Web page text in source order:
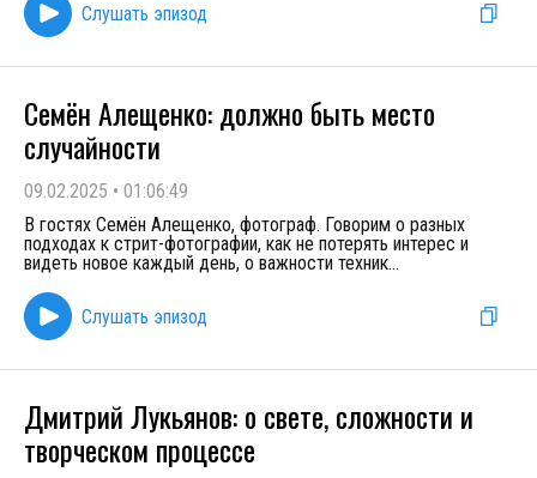
Слушать эпизод
Семён Алещенко: должно быть место
случайности
09.02.2025 • 01:06:49
В гостях Семён Алещенко, фотограф. Говорим о разных
подходах к стрит-фотографии, как не потерять интерес и
видеть новое каждый день, о важности техник...
Слушать эпизод
Дмитрий Лукьянов: о свете, сложности и
творческом процессе